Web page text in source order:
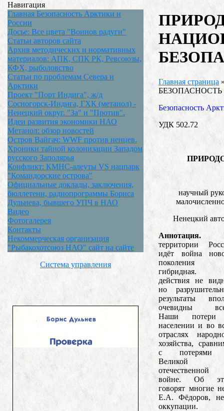
Навигация
Главная Безопасность Арктики и
России
Досье: Все цвета "Воинов радуги"
Статьи авторов сайта
Архив методических и нормативных
материалов: АПК, СПК РК, Ревсоюзы,
КФХ, рыболовство
Статьи по проблемам Севера и
Арктики
Проект "Порт Индига", ж/д
Сосногорск-Индига, ГХК (метанол) -
Ненецкий округ. "За" и "Против".
Идеи развития экономики НАО
Метанол: обзор новостей
Остров Вайгач: WWF против ненцев.
Хроники тайной колонизации Западом
русского Заполярья
Конфликт: КМНС-алеуты VS нацпарк
"Командорские острова"
Официальные доклады, заключения,
бюллетени, радиопрограммы Бориса
Дульнева, бывшего УПЧ в НАО
Видео
Фотогалерея
Контакты
Некоммерческая организация
"Рыбакохотсоюз НАО" сайт на сайте
Система управления
Главная страница
БЕЗОПАСНОСТЬ
Безопасность
УДК 502.72
научный
Ненецкий
Аннотация.
территории
идёт война
поколения
гибридная.
действия не
но
результаты
очевидны
Наши
населении и во
отраслях
хозяйства,
с
Великой
отечественной
войне. Об
говорят многие
Е.А. Фёдоров,
оккупации.